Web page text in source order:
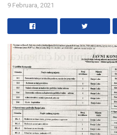
9 Februara, 2021